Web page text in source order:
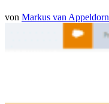
von Markus van Appeldorn